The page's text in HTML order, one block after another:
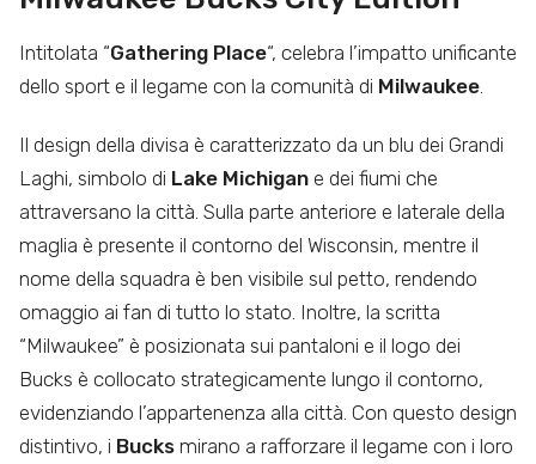
Intitolata “Gathering Place“, celebra l’impatto unificante
dello sport e il legame con la comunità di Milwaukee.
Il design della divisa è caratterizzato da un blu dei Grandi
Laghi, simbolo di Lake Michigan e dei fiumi che
attraversano la città. Sulla parte anteriore e laterale della
maglia è presente il contorno del Wisconsin, mentre il
nome della squadra è ben visibile sul petto, rendendo
omaggio ai fan di tutto lo stato. Inoltre, la scritta
“Milwaukee” è posizionata sui pantaloni e il logo dei
Bucks è collocato strategicamente lungo il contorno,
evidenziando l’appartenenza alla città. Con questo design
distintivo, i Bucks mirano a rafforzare il legame con i loro